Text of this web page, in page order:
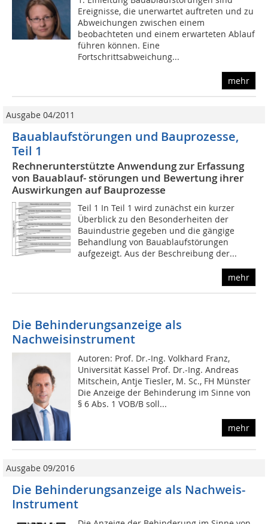
Ereignisse, die unerwartet auftreten und zu
Abweichungen zwischen einem
beobachteten und einem erwarteten Ablauf
führen können. Eine
Fortschrittsabweichung...
mehr
Ausgabe 04/2011
Bauablaufstörungen und Bauprozesse,
Teil 1
Rechnerunterstützte Anwendung zur Erfassung
von Bauablauf- störungen und Bewertung ihrer
Auswirkungen auf Bauprozesse
Teil 1 In Teil 1 wird zunächst ein kurzer
Überblick zu den Besonderheiten der
Bauindustrie gegeben und die gängige
Behandlung von Bauablaufstörungen
aufgezeigt. Aus der Beschreibung der...
mehr
Die Behinderungsanzeige als
Nachweisinstrument
Autoren: Prof. Dr.-Ing. Volkhard Franz,
Universität Kassel Prof. Dr.-Ing. Andreas
Mitschein, Antje Tiesler, M. Sc., FH Münster
Die Anzeige der Behinderung im Sinne von
§ 6 Abs. 1 VOB/B soll...
mehr
Ausgabe 09/2016
Die Behinderungsanzeige als Nachweis-
Instrument